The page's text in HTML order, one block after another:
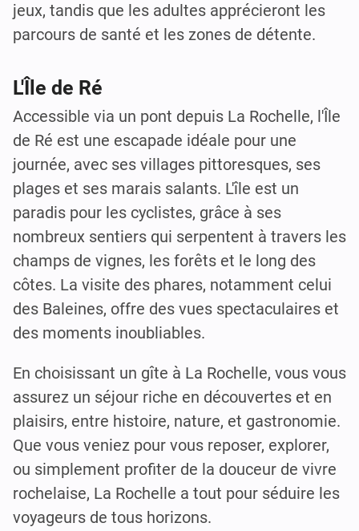
jeux, tandis que les adultes apprécieront les
parcours de santé et les zones de détente.
L'Île de Ré
Accessible via un pont depuis La Rochelle, l'Île
de Ré est une escapade idéale pour une
journée, avec ses villages pittoresques, ses
plages et ses marais salants. L'île est un
paradis pour les cyclistes, grâce à ses
nombreux sentiers qui serpentent à travers les
champs de vignes, les forêts et le long des
côtes. La visite des phares, notamment celui
des Baleines, offre des vues spectaculaires et
des moments inoubliables.
En choisissant un gîte à La Rochelle, vous vous
assurez un séjour riche en découvertes et en
plaisirs, entre histoire, nature, et gastronomie.
Que vous veniez pour vous reposer, explorer,
ou simplement profiter de la douceur de vivre
rochelaise, La Rochelle a tout pour séduire les
voyageurs de tous horizons.